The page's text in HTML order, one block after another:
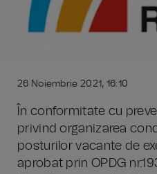
26 Noiembrie 2021, 16:10
În conformitate cu
privind organizarea
posturilor vacante de
aprobat prin OPDG